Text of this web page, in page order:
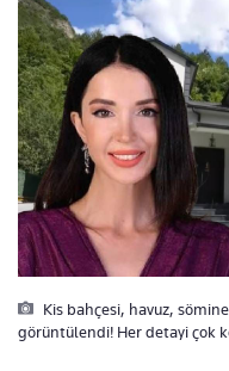
Kis bahçesi, havuz,
görüntülendi! Her detayi çok